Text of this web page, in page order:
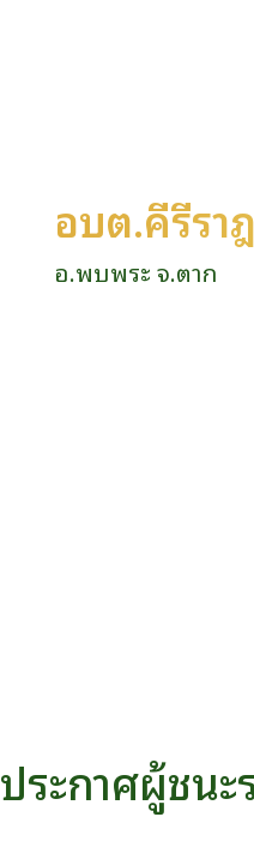
อบต.คีรีราษ
อ.พบพระ จ.ตาก
ประกาศผู้ชนะ